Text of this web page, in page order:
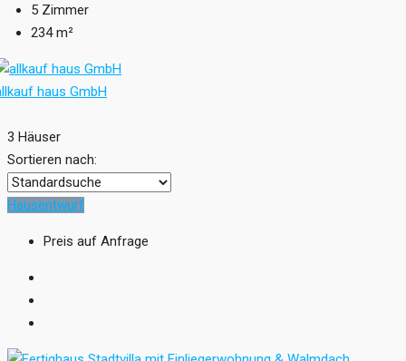
5 Zimmer
234 m²
haus GmbH
3 Häuser
Sortieren nach:
Hausentwurf
Preis auf Anfrage